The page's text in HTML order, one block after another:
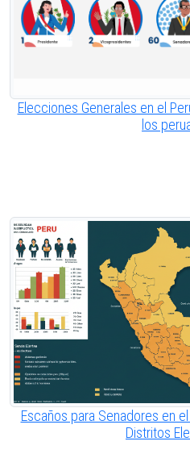
Elecciones Generales en el
los
Escaños para Senadores en
Distritos